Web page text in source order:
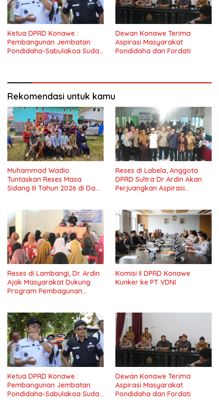
Ketua DPRD Konawe :
Pembangunan Jembatan
Pondidaha-Sabulakoa Sudah
Dewan Konawe Terima
Aspirasi Masyarakat
Pondidaha dan Fordati
Rekomendasi untuk kamu
Muhammad Wadio
Tuntaskan Reses Masa
Sidang III Tahun 2026 di Dapil
Reses di Labela, Anggota
DPRD Sultra Dr Ardin Akan
Perjuangkan Aspirasi
Reses di Lambangi, Dr. Ardin
Ajak Masyarakat Dukung
Program Pembagunan
Komisi II DPRD Konawe
Kunker ke PT VDNI
Ketua DPRD Konawe :
Pembangunan Jembatan
Pondidaha-Sabulakoa Sudah
Dewan Konawe Terima
Aspirasi Masyarakat
Pondidaha dan Fordati